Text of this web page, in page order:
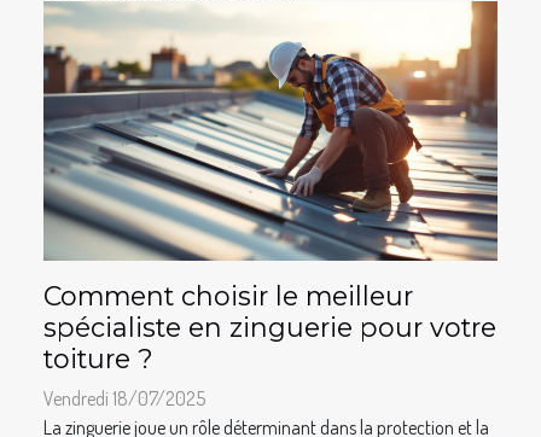
Comment choisir le meilleur
spécialiste en zinguerie pour votre
toiture ?
Vendredi 18/07/2025
La zinguerie joue un rôle déterminant dans la protection et la